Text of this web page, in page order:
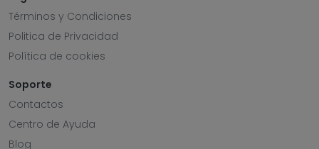
Términos y Condiciones
Politica de Privacidad
Política de cookies
Soporte
Contactos
Centro de Ayuda
Blog